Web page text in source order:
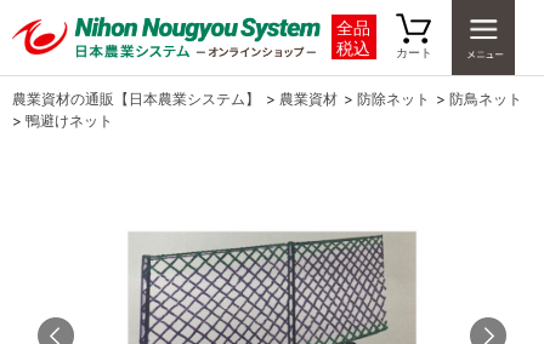
全品
税込
カート
農業資材の通販【日本農業システム】 > 農業資材 > 防除ネット > 防鳥ネット
> 鴨避けネット